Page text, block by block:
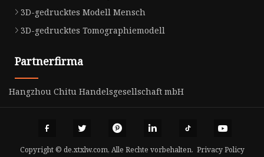
3D-gedrucktes Modell Mensch
3D-gedrucktes Tomographiemodell
Partnerfirma
Hangzhou Chitu Handelsgesellschaft mbH
Copyright © de.xtxlw.com, Alle Rechte vorbehalten. Privacy Policy